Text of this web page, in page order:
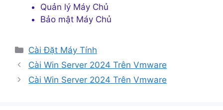
Quản lý Máy Chủ
Bảo mật Máy Chủ
Danh
mục
Cài Đặt Máy Tính
Cài Win Server 2024 Trên Vmware
Cài Win Server 2024 Trên Vmware